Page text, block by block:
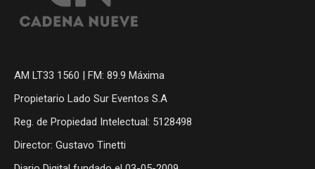
AM LT33 1560 | FM: 89.9 Máxima
Propietario Lado Sur Eventos S.A
Reg. de Propiedad Intelectual: 5128498
Director: Gustavo Tinetti